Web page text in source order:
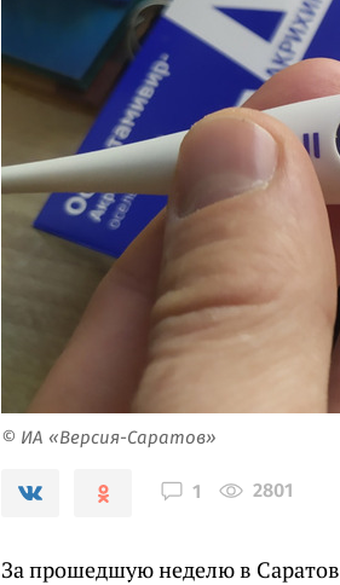
© ИА «Версия-Саратов»
1 2801
За прошедшую неделю в